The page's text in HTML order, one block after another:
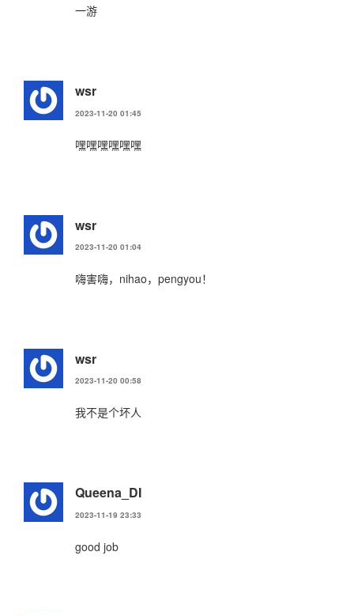
一游
wsr
2023-11-20 01:45
嘿嘿嘿嘿嘿嘿
wsr
2023-11-20 01:04
嗨害嗨，nihao，pengyou！
wsr
2023-11-20 00:58
我不是个坏人
Queena_DI
2023-11-19 23:33
good job